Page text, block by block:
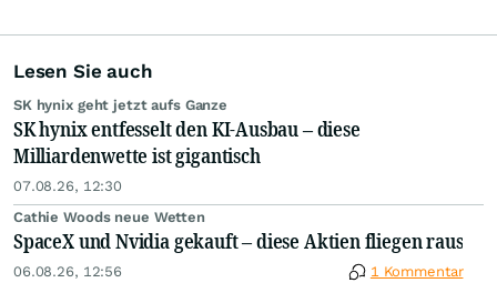
Lesen Sie auch
SK hynix geht jetzt aufs Ganze
SK hynix entfesselt den KI-Ausbau – diese
Milliardenwette ist gigantisch
07.08.26, 12:30
Cathie Woods neue Wetten
SpaceX und Nvidia gekauft – diese Aktien fliegen raus
06.08.26, 12:56 1 Kommentar